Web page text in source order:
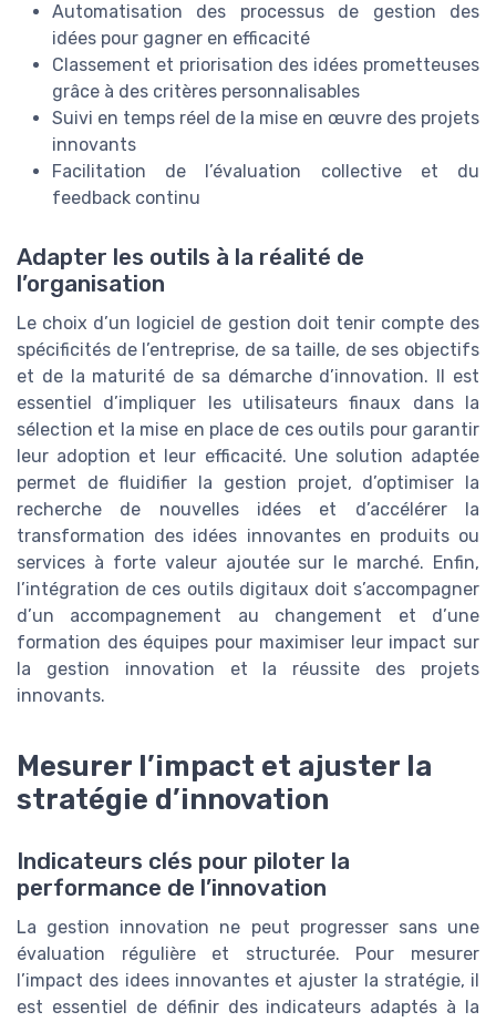
Automatisation des processus de gestion des
idées pour gagner en efficacité
Classement et priorisation des idées prometteuses
grâce à des critères personnalisables
Suivi en temps réel de la mise en œuvre des projets
innovants
Facilitation de l’évaluation collective et du
feedback continu
Adapter les outils à la réalité de
l’organisation
Le choix d’un logiciel de gestion doit tenir compte des
spécificités de l’entreprise, de sa taille, de ses objectifs
et de la maturité de sa démarche d’innovation. Il est
essentiel d’impliquer les utilisateurs finaux dans la
sélection et la mise en place de ces outils pour garantir
leur adoption et leur efficacité. Une solution adaptée
permet de fluidifier la gestion projet, d’optimiser la
recherche de nouvelles idées et d’accélérer la
transformation des idées innovantes en produits ou
services à forte valeur ajoutée sur le marché. Enfin,
l’intégration de ces outils digitaux doit s’accompagner
d’un accompagnement au changement et d’une
formation des équipes pour maximiser leur impact sur
la gestion innovation et la réussite des projets
innovants.
Mesurer l’impact et ajuster la
stratégie d’innovation
Indicateurs clés pour piloter la
performance de l’innovation
La gestion innovation ne peut progresser sans une
évaluation régulière et structurée. Pour mesurer
l’impact des idees innovantes et ajuster la stratégie, il
est essentiel de définir des indicateurs adaptés à la